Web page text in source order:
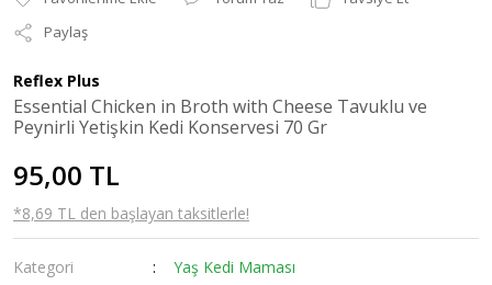
Paylaş
Reflex Plus
Essential Chicken in Broth with Cheese Tavuklu ve
Peynirli Yetişkin Kedi Konservesi 70 Gr
95,00 TL
*8,69 TL den başlayan taksitlerle!
Kategori
Yaş Kedi Maması